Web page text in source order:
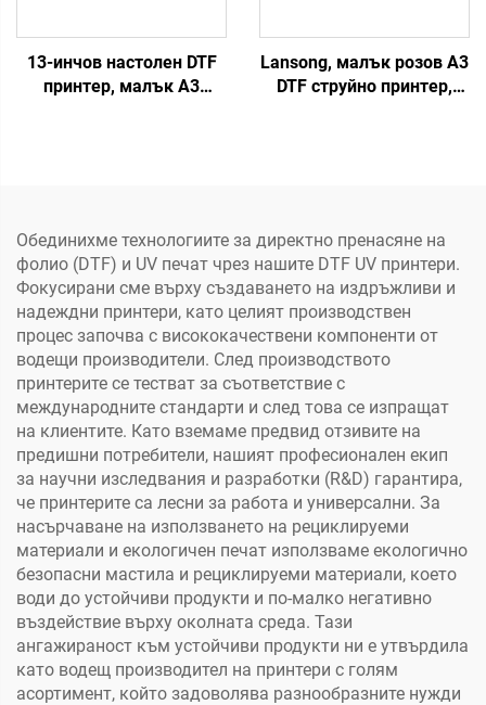
13-инчов настолен DTF
принтер, малък A3
Lansong, малък розов A3
DTF струйно принтер,
Обединихме технологиите за директно пренасяне на
фолио (DTF) и UV печат чрез нашите DTF UV принтери.
Фокусирани сме върху създаването на издръжливи и
надеждни принтери, като целият производствен
процес започва с висококачествени компоненти от
водещи производители. След производството
принтерите се тестват за съответствие с
международните стандарти и след това се изпращат
на клиентите. Като вземаме предвид отзивите на
предишни потребители, нашият професионален екип
за научни изследвания и разработки (R&D) гарантира,
че принтерите са лесни за работа и универсални. За
насърчаване на използването на рециклируеми
материали и екологичен печат използваме екологично
безопасни мастила и рециклируеми материали, което
води до устойчиви продукти и по-малко негативно
въздействие върху околната среда. Тази
ангажираност към устойчиви продукти ни е утвърдила
като водещ производител на принтери с голям
асортимент, който задоволява разнообразните нужди